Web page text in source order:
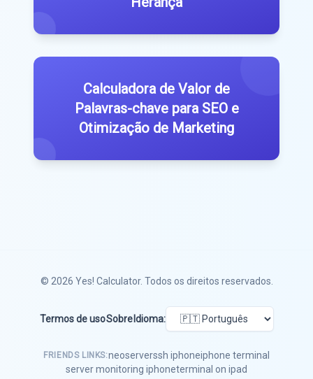
Calculadora de Valor de
Palavras-chave para SEO e
Otimização de Marketing
© 2026 Yes! Calculator. Todos os direitos reservados.
Termos de usoSobre Idioma:
FRIENDS LINKS:neoserverssh iphoneiphone terminal
server monitoring iphoneterminal on ipad